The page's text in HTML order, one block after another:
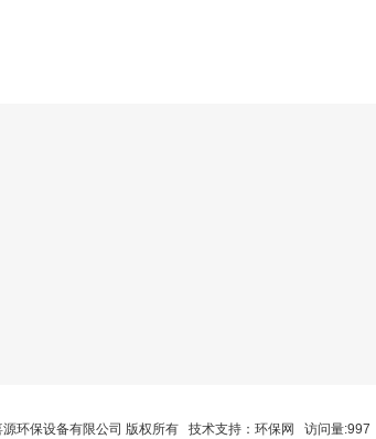
环保设备有限公司 版权所有 技术支持： 环保网 访问量:997